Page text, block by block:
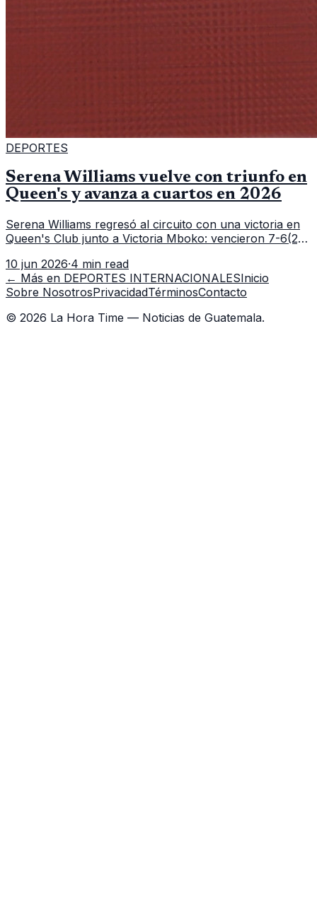
DEPORTES
Serena Williams vuelve con triunfo en
Queen's y avanza a cuartos en 2026
Serena Williams regresó al circuito con una victoria en
Queen's Club junto a Victoria Mboko: vencieron 7-6(2),
meterse en cuartos de final.
10 jun 2026·4 min read
← Más en DEPORTES INTERNACIONALESInicio
Sobre NosotrosPrivacidadTérminosContacto
© 2026 La Hora Time — Noticias de Guatemala.